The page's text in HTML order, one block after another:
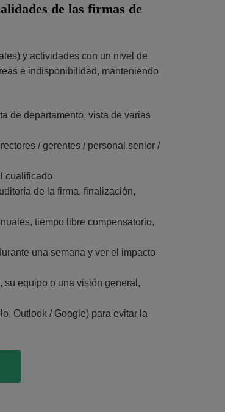
de las firmas de
y actividades con un nivel de
e indisponibilidad, manteniendo
de departamento, vista de varias
/ gerentes / personal senior /
cualificado
de la firma, finalización,
tiempo libre compensatorio,
una semana y ver el impacto
su equipo o una visión general,
Outlook / Google) para evitar la